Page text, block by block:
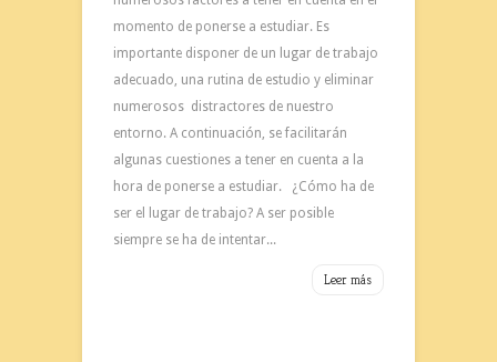
momento de ponerse a estudiar. Es
importante disponer de un lugar de trabajo
adecuado, una rutina de estudio y eliminar
numerosos distractores de nuestro
entorno. A continuación, se facilitarán
algunas cuestiones a tener en cuenta a la
hora de ponerse a estudiar. ¿Cómo ha de
ser el lugar de trabajo? A ser posible
siempre se ha de intentar...
Leer más